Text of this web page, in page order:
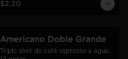
$2.20
Americano Doble Grande
Triple shot de café espresso y agua.